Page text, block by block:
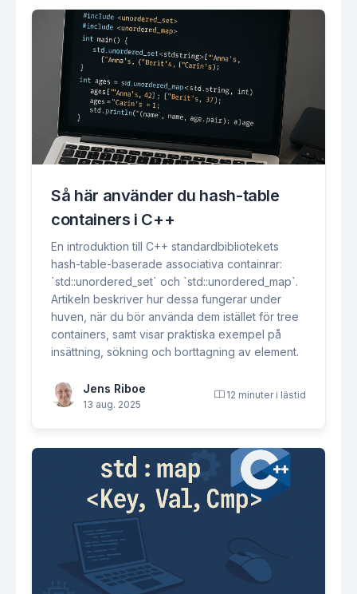
Så här använder du hash-table
containers i C++
En introduktion till C++ standardbibliotekets
hash-table-baserade associativa containrar:
`std::unordered_set` och `std::unordered_map`.
Artikeln beskriver hur dessa fungerar under
huven, när du bör använda dem istället för tree
containers, samt visar praktiska exempel på
insättning, sökning och borttagning av element.
Jens Riboe
13 aug. 2025
12 minuter i lästid